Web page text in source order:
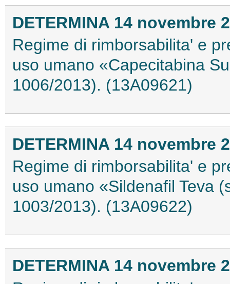
DETERMINA 14 novembre
Regime di rimborsabilita' e
uso umano «Capecitabina
1006/2013). (13A09621)
DETERMINA 14 novembre
Regime di rimborsabilita' e
uso umano «Sildenafil Teva
1003/2013). (13A09622)
DETERMINA 14 novembre